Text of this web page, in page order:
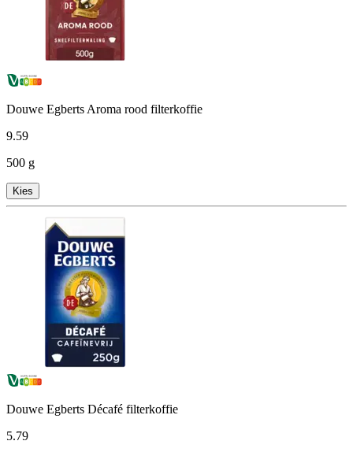
Douwe Egberts Aroma rood filterkoffie
9.59
500 g
Kies
Douwe Egberts Décafé filterkoffie
5.79